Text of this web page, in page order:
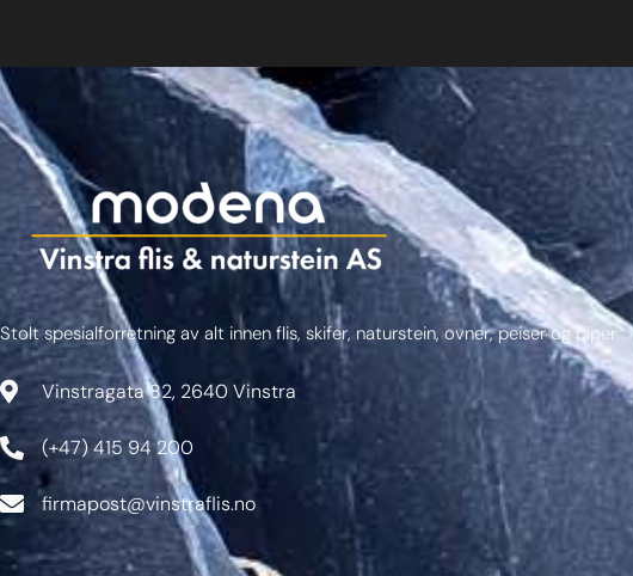
Stolt spesialforretning av alt innen flis, skifer, naturstein, ovner, peiser og piper
Vinstragata 82, 2640 Vinstra
(+47) 415 94 200
firmapost@vinstraflis.no